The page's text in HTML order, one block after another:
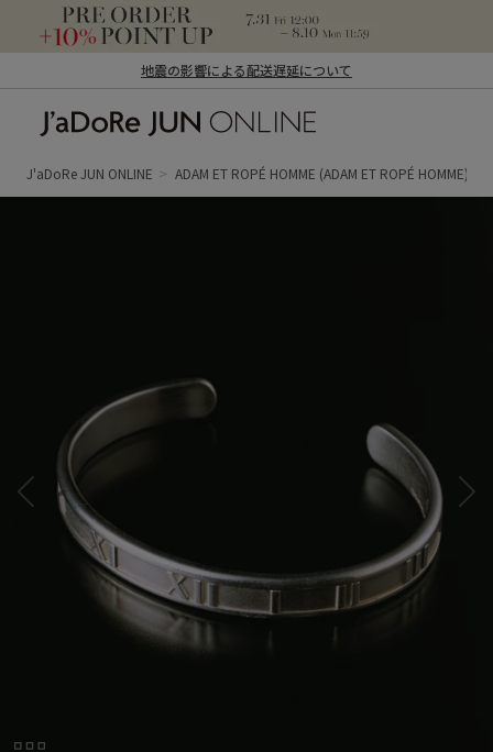
地震の影響による配送遅延について
ン オンライン）
J'aDoRe JUN ONLINE ADAM ET ROPÉ HOMME (ADAM ET ROPÉ HOMME)